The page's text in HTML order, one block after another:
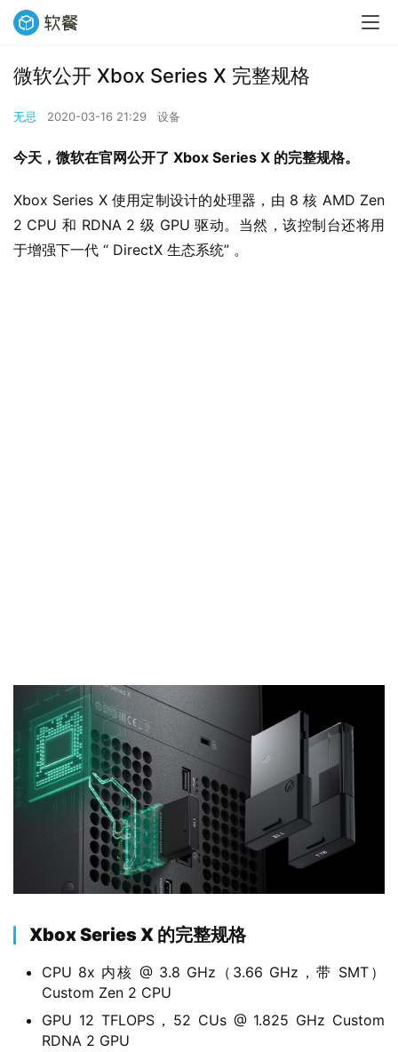
W
W
微软公开 Xbox Series X 完整规格
无忌 2020-03-16 21:29 设备
今天，微软在官网公开了 Xbox Series X 的完整规格。
Xbox Series X 使用定制设计的处理器，由 8 核 AMD Zen
2 CPU 和 RDNA 2 级 GPU 驱动。当然，该控制台还将用
于增强下一代 “ DirectX 生态系统” 。
Xbox Series X 的完整规格
CPU 8x 内核 @ 3.8 GHz（3.66 GHz，带 SMT）
Custom Zen 2 CPU
GPU 12 TFLOPS，52 CUs @ 1.825 GHz Custom
RDNA 2 GPU